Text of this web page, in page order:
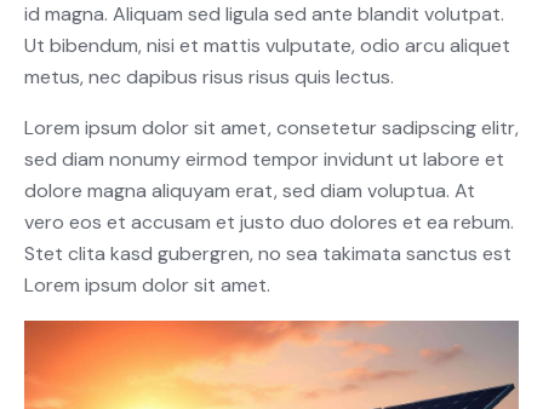
id magna. Aliquam sed ligula sed ante blandit volutpat.
Ut bibendum, nisi et mattis vulputate, odio arcu aliquet
metus, nec dapibus risus risus quis lectus.
Lorem ipsum dolor sit amet, consetetur sadipscing elitr,
sed diam nonumy eirmod tempor invidunt ut labore et
dolore magna aliquyam erat, sed diam voluptua. At
vero eos et accusam et justo duo dolores et ea rebum.
Stet clita kasd gubergren, no sea takimata sanctus est
Lorem ipsum dolor sit amet.